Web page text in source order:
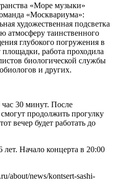
«Море музыки»
«Москвариума»:
художественная подсветка
атмосферу таинственного
глубокого погружения в
работа проходила
биологической службы
и других.
30 минут. После
продолжить прогулку
вечер будет работать до
Начало концерта в 20:00
about/news/kontsert-sashi-